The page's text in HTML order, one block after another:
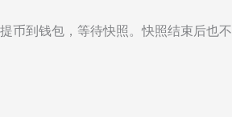
币到钱包，等待快照。快照结束后也不